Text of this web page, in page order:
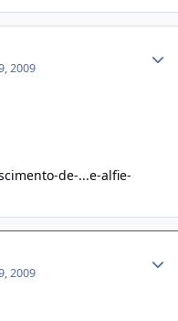
2009
de-...e-alfie-
2009